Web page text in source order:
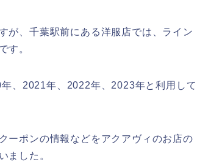
が、千葉駅前にある洋服店では、ライン
す。
、2021年、2022年、2023年と利用して
ーポンの情報などをアクアヴィのお店の
ました。